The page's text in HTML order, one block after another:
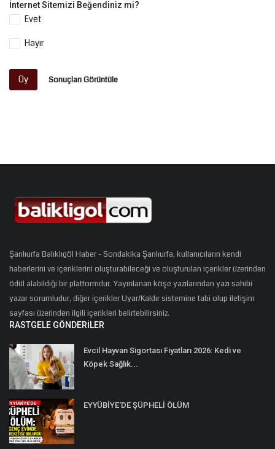
İnternet Sitemizi Beğendiniz mi?
Evet
Hayır
Oy Sonuçları Görüntüle
Şanlıurfa Balıklıgöl Haber - Sondakika Şanlıurfa, kullanıcıların kendi
haberlerini ve içeriklerini oluşturabileceği ve oluşturulan içerikler üzerinden
ödül alabildiği bir platformdur. Yayınlanan köşe yazılarından yazı sahibi
yazar sorumludur, diğer içerikler Uyar/Kaldır sistemine tabi olup iletişim
sayfası üzerinden ilgili içerikleri belirtebilirsiniz.
RASTGELE GÖNDERILER
Evcil Hayvan Sigortası Fiyatları 2026: Kedi ve
Köpek Sağlık...
EYYÜBİYE'DE ŞÜPHELİ ÖLÜM